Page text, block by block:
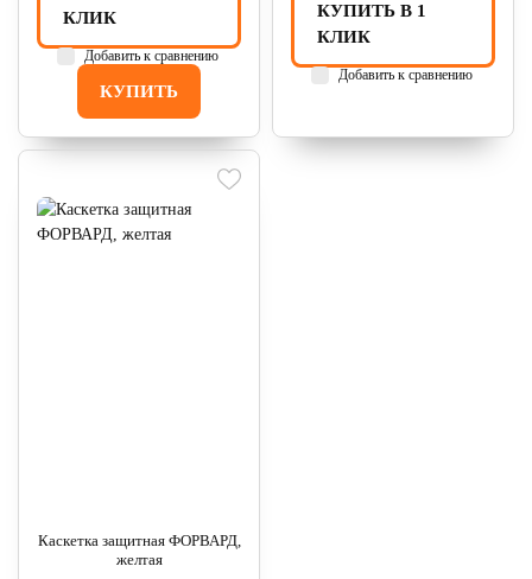
КУПИТЬ
КЛИК
Добавить к сравнению
КУПИТЬ В 1
КЛИК
Добавить к сравнению
Каскетка защитная ФОРВАРД,
желтая